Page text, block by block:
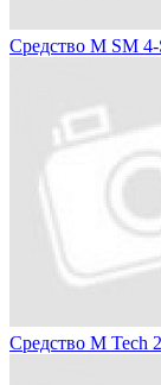
Средство M SM
Средство M Tech